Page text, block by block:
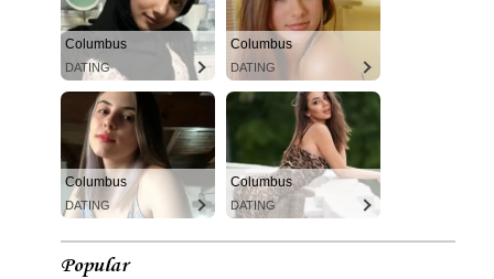
Columbus
DATING
Columbus
DATING
Columbus
DATING
Columbus
DATING
Popular